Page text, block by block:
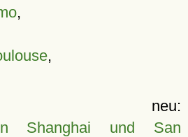
,
,
Shanghai und San